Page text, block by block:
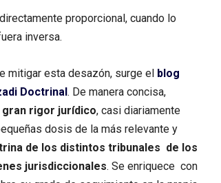
proporcional, cuando lo
inversa.
mitigar esta desazón, surge el blog
Doctrinal. De manera concisa,
gran rigor jurídico, casi diariamente
dosis de la más relevante y
de los distintos tribunales de los
jurisdiccionales. Se enriquece con